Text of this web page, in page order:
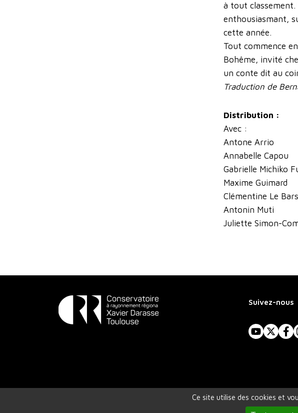
Ce site utilise des cookies et
à tout
enthousiasmant,
cette année.
Tout commence
Bohême, invité
un conte dit au
Traduction de
Distribution :
Avec :
Antone Arrio
Annabelle Capou
Gabrielle Michiko
Maxime Guimard
Clémentine Le Bars
Antonin Muti
Juliette Simon-
Suivez-nous
YouTube
X